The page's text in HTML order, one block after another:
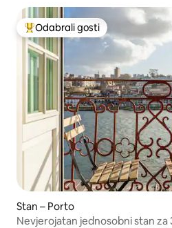
Među najviše rangiranima s
Odabrali gosti
Stan – Porto
Nevjerojatan jednosobni stan za